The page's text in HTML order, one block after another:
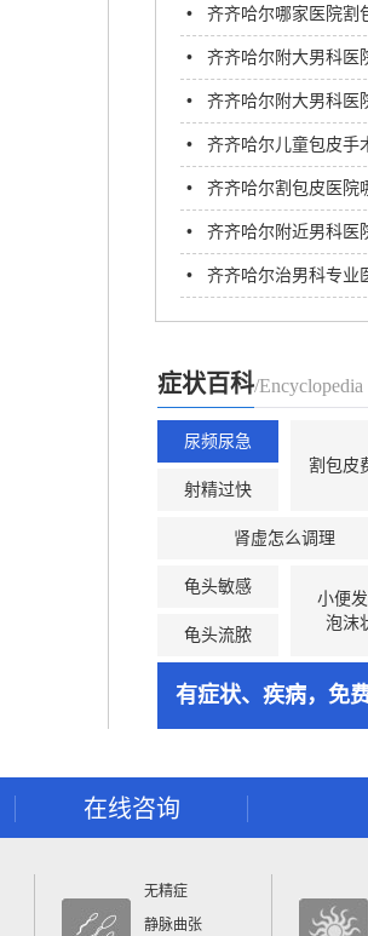
男科医院哪个比较好
• 齐齐哈尔哪家医院割
齐齐哈尔附大男科医
• 齐齐哈尔附大男科医
康人生
• 齐齐哈尔附大男科医
防控＂与＂正常诊疗
• 齐齐哈尔儿童包皮手
好？齐齐哈尔附大男
• 齐齐哈尔割包皮医院
齐齐哈尔附大男科医
• 齐齐哈尔附近男科医
齐哈尔附大男科医院
• 齐齐哈尔治男科专业
尔附大男科医院
症状百科/Encyclopedia
尿频尿急
割包皮
射精过快
肾虚怎么调理
龟头敏感
小便
泡沫
龟头流脓
有症状、疾病，免
在线咨询
无精症
静脉曲张